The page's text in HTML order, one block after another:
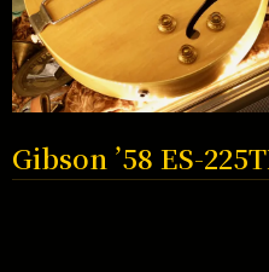
Gibson ’58 ES-